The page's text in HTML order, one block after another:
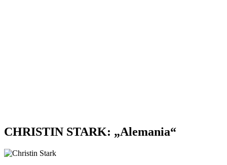
CHRISTIN STARK: „Alemania“